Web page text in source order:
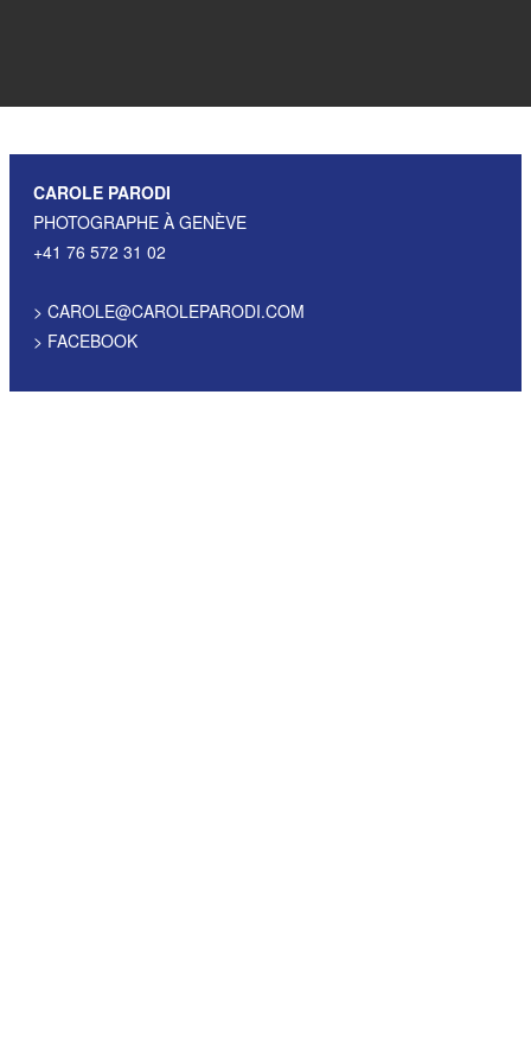
CAROLE PARODI
PHOTOGRAPHE À GENÈVE
+41 76 572 31 02
> CAROLE@CAROLEPARODI.COM
> FACEBOOK